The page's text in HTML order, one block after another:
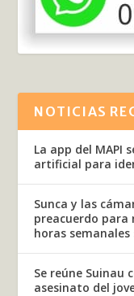
NOTICIAS
La app del MAPI
artificial para
Sunca y las
preacuerdo para
horas
Se reúne Suinau
asesinato del